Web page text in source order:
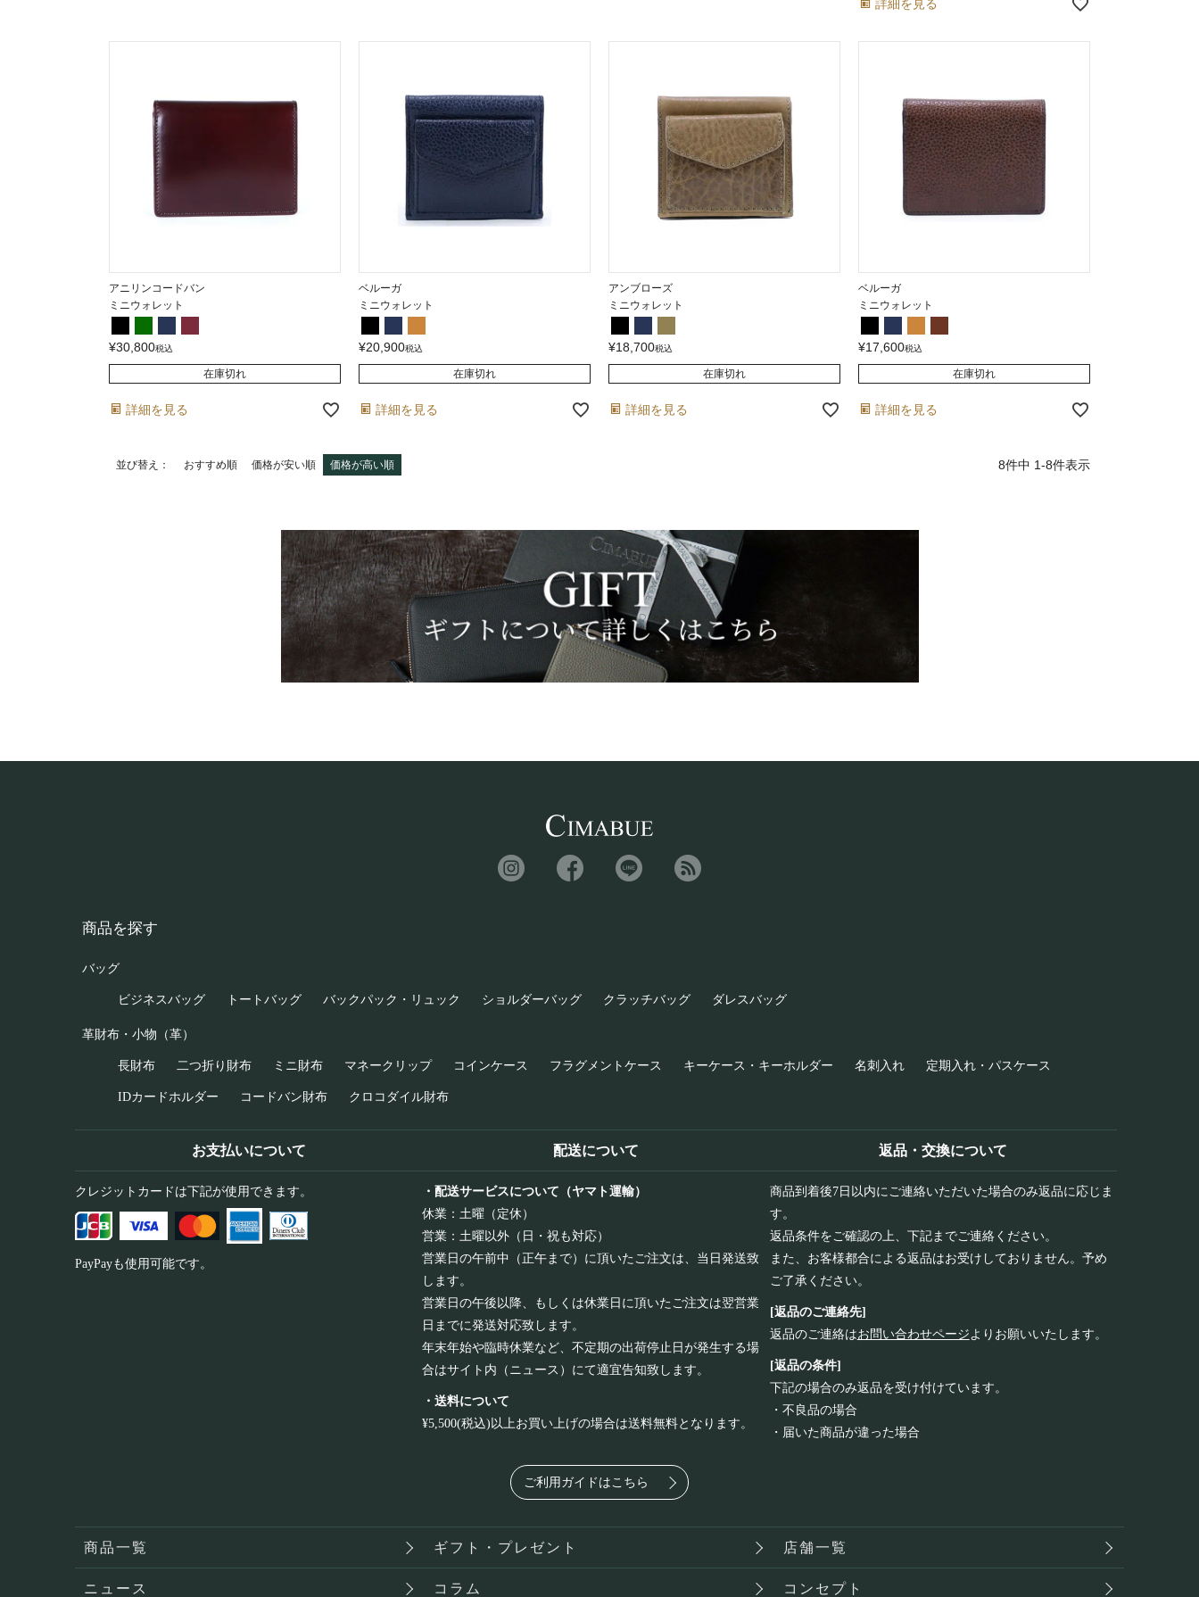
詳細を見る
アニリンコードバン
ミニウォレット
¥30,800税込
在庫切れ
詳細を見る
ベルーガ
ミニウォレット
¥20,900税込
在庫切れ
詳細を見る
アンブローズ
ミニウォレット
¥18,700税込
在庫切れ
詳細を見る
ベルーガ
ミニウォレット
¥17,600税込
在庫切れ
詳細を見る
並び替え おすすめ順 価格が安い順 価格が高い順 8件中 1-8件表示
商品を探す
バッグ
ビジネスバッグ トートバッグ バックパック・リュック ショルダーバッグ クラッチバッグ ダレスバッグ
革財布・小物（革）
長財布 二つ折り財布 ミニ財布 マネークリップ コインケース フラグメントケース キーケース・キーホルダー 名刺入れ 定期入れ・パスケース
IDカードホルダー コードバン財布 クロコダイル財布
お支払いについて
クレジットカードは下記が使用できます。
PayPayも使用可能です。
配送について
・配送サービスについて（ヤマト運輸）
休業：土曜（定休）
営業：土曜以外（日・祝も対応）
営業日の午前中（正午まで）に頂いたご注文は、当日発送致
します。
営業日の午後以降、もしくは休業日に頂いたご注文は翌営業
日までに発送対応致します。
年末年始や臨時休業など、不定期の出荷停止日が発生する場
合はサイト内（ニュース）にて適宜告知致します。
・送料について
¥5,500(税込)以上お買い上げの場合は送料無料となります。
返品・交換について
商品到着後7日以内にご連絡いただいた場合のみ返品に応じま
す。
返品条件をご確認の上、下記までご連絡ください。
また、お客様都合による返品はお受けしておりません。予め
ご了承ください。
[返品のご連絡先]
返品のご連絡はお問い合わせページよりお願いいたします。
[返品の条件]
下記の場合のみ返品を受け付けています。
・不良品の場合
・届いた商品が違った場合
ご利用ガイドはこちら
商品一覧 ギフト・プレゼント 店舗一覧
ニュース コラム コンセプト